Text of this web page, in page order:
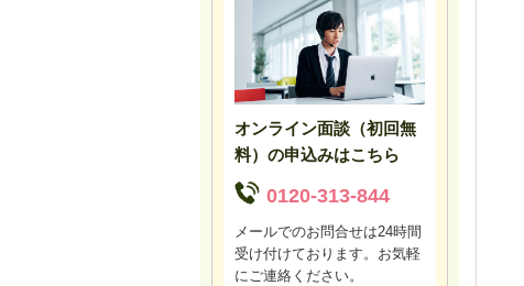
オンライン面談（初回無
料）の申込みはこちら
0120-313-844
メールでのお問合せは24時間
受け付けております。お気軽
にご連絡ください。